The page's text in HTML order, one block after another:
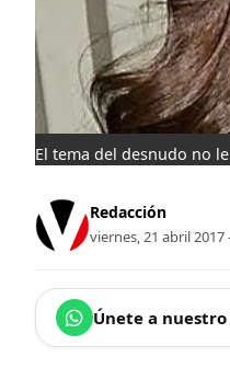
El tema del desnudo no
Redacción
viernes, 21 abril 2017
Únete a